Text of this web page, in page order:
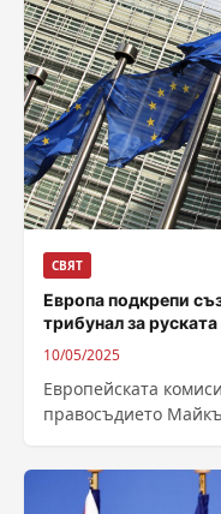
СВЯТ
Европа подкрепи
трибунал за
10/05/2025
Европейската
правосъдието
Калас, Съветът...